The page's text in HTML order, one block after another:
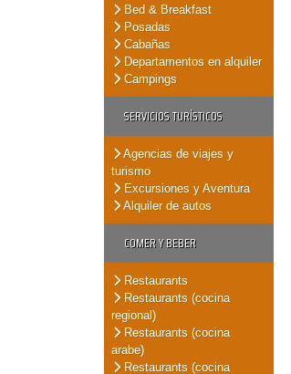
Bed & Breakfast
Posadas
Cabañas
Departamentos en alquiler
Campings
SERVICIOS TURÍSTICOS
Agencias de viajes y
turismo
Excursiones y Aventura
Alquiler de autos
COMER Y BEBER
Restaurants
Restaurants (cocina
regional)
Restaurants (cocina
arabe)
Restaurants (cocina